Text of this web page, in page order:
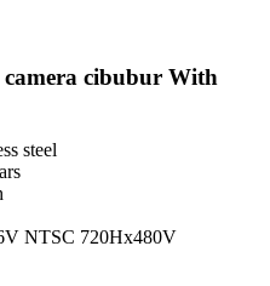
camera cibubur With
steel
NTSC 720Hx480V